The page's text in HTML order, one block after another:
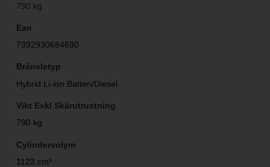
790 kg
Ean
7392930684690
Bränsletyp
Hybrid Li-ion Batteri/Diesel
Vikt Exkl Skärutrustning
790 kg
Cylindervolym
1123 cm³